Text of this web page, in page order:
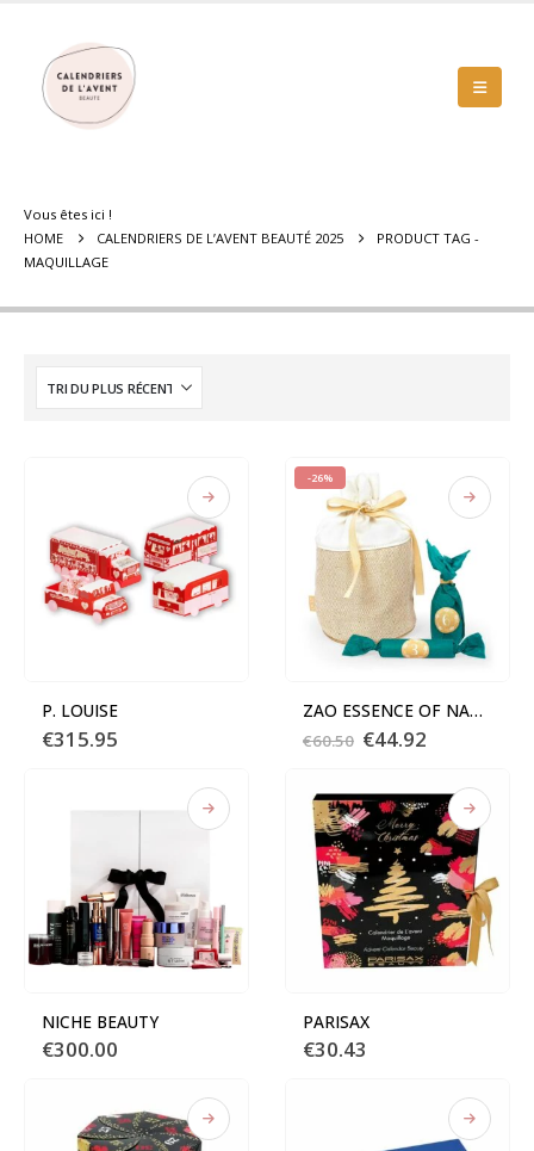
Vous êtes ici !
HOME
CALENDRIERS DE L’AVENT BEAUTÉ 2025
PRODUCT TAG -
MAQUILLAGE
P. LOUISE
€315.95
-26%
ZAO ESSENCE OF NATURE Calendrier de l’Après
€60.50 Le
était :
€60.50.
€44.92Le
est :
€44.92.
NICHE BEAUTY
€300.00
PARISAX
€30.43